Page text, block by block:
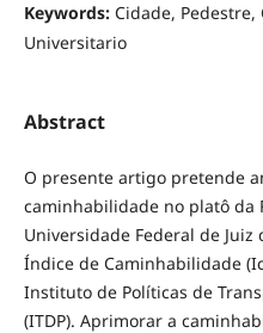
Keywords: Cidade,
Universitario
Abstract
O presente artigo pretende
caminhabilidade no platô da
Universidade Federal de Juiz
Índice de Caminhabilidade
Instituto de Políticas de
(ITDP). Aprimorar a